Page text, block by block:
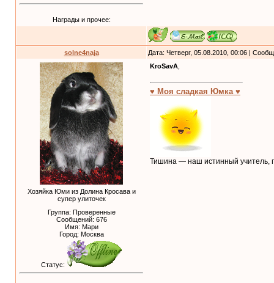
Награды и прочее:
solne4naja Дата: Четверг, 05.08.2010, 00:06 |
Хозяйка Юми из Долина Кросава и
супер улиточек
Группа: Проверенные
Сообщений: 676
Имя: Мари
Город: Москва
Статус:
KroSavA
♥ Моя сладкая Юмка ♥
Тишина — наш истинный учитель,